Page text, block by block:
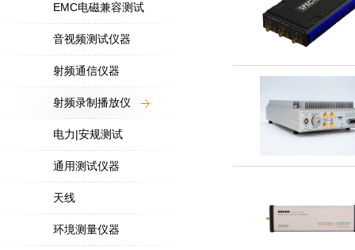
EMC电磁兼容测试
音视频测试仪器
射频通信仪器
射频录制播放仪
电力|安规测试
通用测试仪器
天线
环境测量仪器